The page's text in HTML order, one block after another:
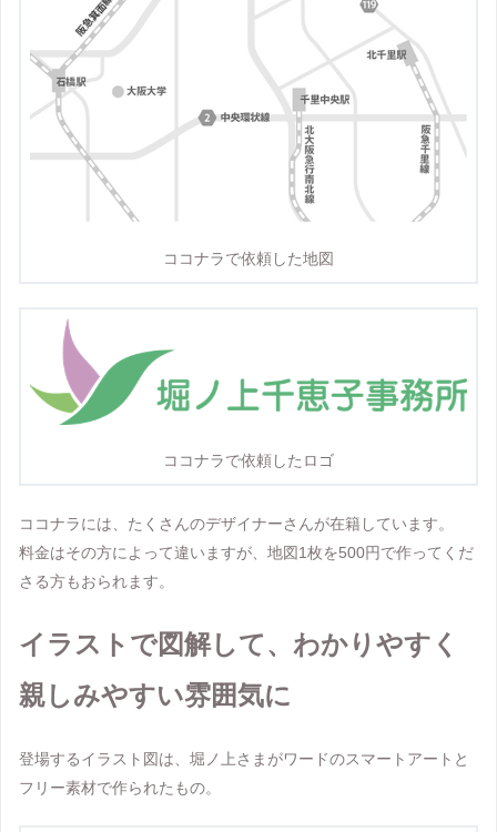
ココナラで依頼した地図
ココナラで依頼したロゴ
ココナラには、たくさんのデザイナーさんが在籍しています。
料金はその方によって違いますが、地図1枚を500円で作ってくだ
さる方もおられます。
イラストで図解して、わかりやすく
親しみやすい雰囲気に
登場するイラスト図は、堀ノ上さまがワードのスマートアートと
フリー素材で作られたもの。